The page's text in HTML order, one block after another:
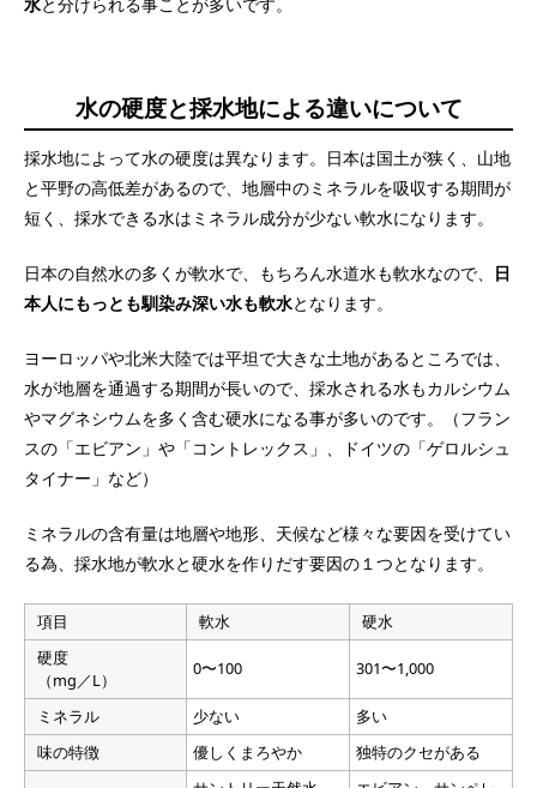
水の硬度と採水地による違いについて
採水地によって水の硬度は異なります。日本は国土が狭く、山地
と平野の高低差があるので、地層中のミネラルを吸収する期間が
短く、採水できる水はミネラル成分が少ない軟水になります。
日本の自然水の多くが軟水で、もちろん水道水も軟水なので、
日
本人にもっとも馴染み深い水も軟水となります。
ヨーロッパや北米大陸では平坦で大きな土地があるところでは、
水が地層を通過する期間が長いので、採水される水もカルシウム
やマグネシウムを多く含む硬水になる事が多いのです。（フラン
スの「エビアン」や「コントレックス」、ドイツの「ゲロルシュ
タイナー」など）
ミネラルの含有量は地層や地形、天候など様々な要因を受けてい
る為、採水地が軟水と硬水を作りだす要因の１つとなります。
項目 軟水
硬水
硬度
（mg／L）
0〜100 301〜1,000
ミネラル 少ない
多い
味の特徴
優しくまろやか 独特のクセがある